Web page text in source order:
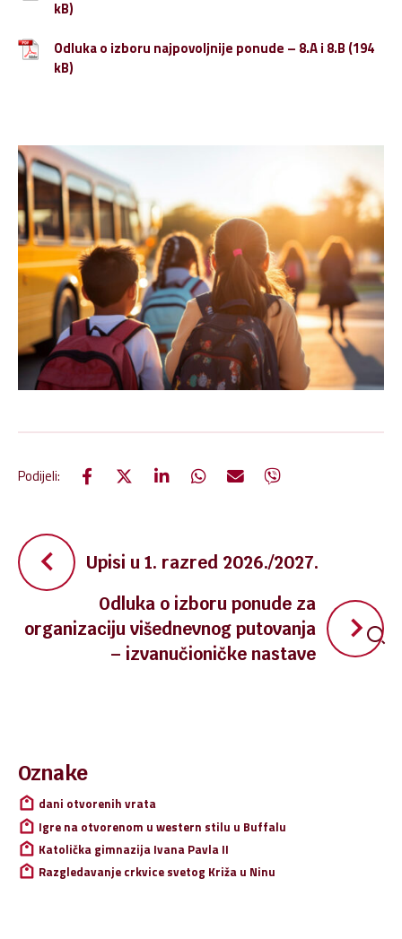
Odluka o izboru najpovoljnije ponude – 8.A i 8.B
Podijeli:
Navigacija
objava
Upisi u 1. razred 2026./2027.
Odluka o izboru ponude za
organizaciju višednevnog putovanja
– izvanučioničke nastave
Pretraži:
Oznake
dani otvorenih vrata
Igre na otvorenom u western stilu u Buffalu
Katolička gimnazija Ivana Pavla II
Razgledavanje crkvice svetog Križa u Ninu